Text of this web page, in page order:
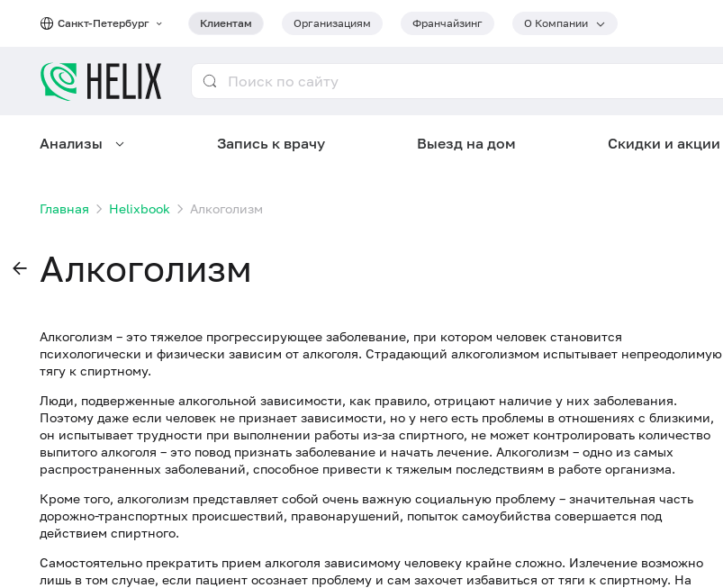
Санкт-Петербург Клиентам Организациям Франчайзинг О Компании
Анализы Запись к врачу Выезд на дом Скидки и акции
Главная Helixbook Алкоголизм
Алкоголизм
Алкоголизм – это тяжелое прогрессирующее заболевание, при котором человек становится
психологически и физически зависим от алкоголя. Страдающий алкоголизмом испытывает непреодолимую
тягу к спиртному.
Люди, подверженные алкогольной зависимости, как правило, отрицают наличие у них заболевания.
Поэтому даже если человек не признает зависимости, но у него есть проблемы в отношениях с близкими,
он испытывает трудности при выполнении работы из-за спиртного, не может контролировать количество
выпитого алкоголя – это повод признать заболевание и начать лечение. Алкоголизм – одно из самых
распространенных заболеваний, способное привести к тяжелым последствиям в работе организма.
Кроме того, алкоголизм представляет собой очень важную социальную проблему – значительная часть
дорожно-транспортных происшествий, правонарушений, попыток самоубийства совершается под
действием спиртного.
Самостоятельно прекратить прием алкоголя зависимому человеку крайне сложно. Излечение возможно
лишь в том случае, если пациент осознает проблему и сам захочет избавиться от тяги к спиртному. На